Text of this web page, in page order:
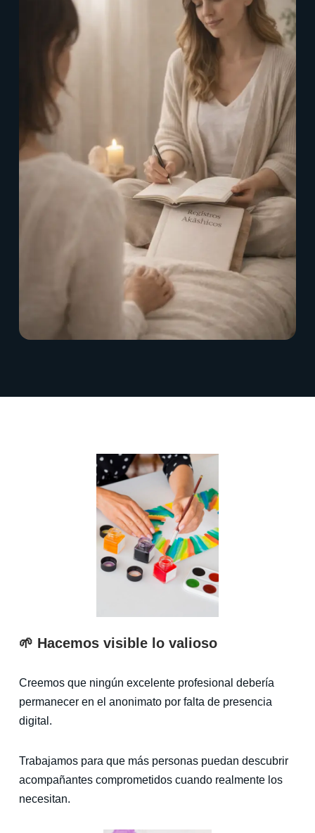
🌱 Hacemos visible lo valioso
Creemos que ningún excelente profesional debería
permanecer en el anonimato por falta de presencia
digital.
Trabajamos para que más personas puedan descubrir
acompañantes comprometidos cuando realmente los
necesitan.